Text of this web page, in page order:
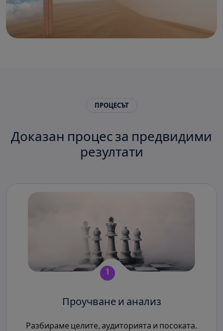
ПРОЦЕСЪТ
Доказан процес за предвидими
резултати
1
Проучване и анализ
Разбираме целите, аудиторията и посоката.